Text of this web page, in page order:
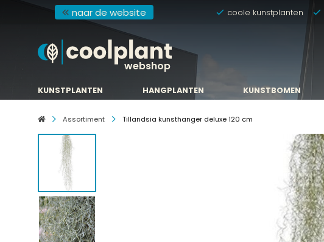
naar de website coole kunstplanten
webshop
KUNSTPLANTEN HANGPLANTEN KUNSTBOMEN
KUNSTPLANTEN HANGPLANTEN KUNSTBOMEN
Assortiment Tillandsia kunsthanger deluxe 120 cm